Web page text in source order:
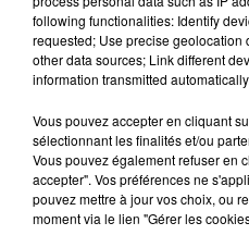
20 juillet 2026
UNE ADOLESCENTE
OPÉRER DE LA
La famille a porté plainte
reconnu sa
excuses.
TITRES DIFFUSÉS
22h06
22h06
following functionalities: Identify
requested; Use precise geolocation
other data sources; Link different
information transmitted automatically.
Vous pouvez accepter en cliquant
sélectionnant les finalités et/ou
Vous pouvez également refuser en
accepter". Vos préférences ne
pouvez mettre à jour vos choix, ou
moment via le lien "Gérer les